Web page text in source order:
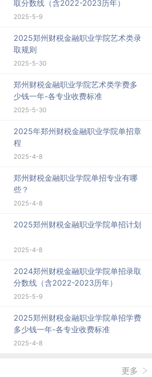
取分数线（含2022-2023历年）
2025-5-9
2025郑州财税金融职业学院艺术类录
取规则
2025-5-30
郑州财税金融职业学院艺术类学费多
少钱一年-各专业收费标准
2025-5-30
2025年郑州财税金融职业学院单招章
程
2025-4-8
郑州财税金融职业学院单招专业有哪
些？
2025-4-8
2025郑州财税金融职业学院单招计划
2025-4-8
2024郑州财税金融职业学院单招录取
分数线（含2022-2023历年）
2025-5-9
2025郑州财税金融职业学院单招学费
多少钱一年-各专业收费标准
2025-4-8
更多